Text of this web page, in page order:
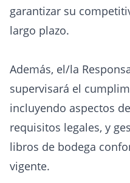
garantizar su
largo plazo.
Además, el/la
supervisará el
incluyendo aspectos
requisitos legales, y
libros de bodega
vigente.